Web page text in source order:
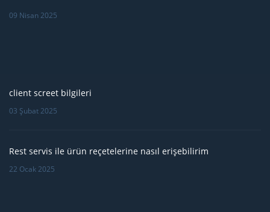
09 Nisan 2025
client screet bilgileri
03 Şubat 2025
Rest servis ile ürün reçetelerine nasıl erişebilirim
22 Ocak 2025